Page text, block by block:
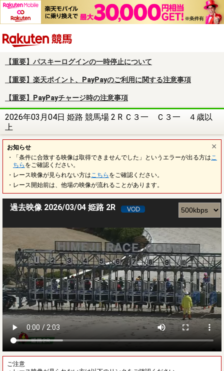
【重要】パスキーログインの一時停止について
【重要】楽天ポイント、PayPayのご利用に関する注意事項
【重要】PayPayチャージ時の注意事項
2026年03月04日 姫路 競馬場 2 R Ｃ３一 Ｃ３一 ４歳以
上
お知らせ
・「条件に合致する映像は取得できませんでした」というエラーが出る方は こ
ちら をご確認ください。
・レース映像が見られない方は こちら をご確認ください。
・レース開始前は、他場の映像が流れることがあります。
過去映像 2026/03/04 姫路 2R
ご注意